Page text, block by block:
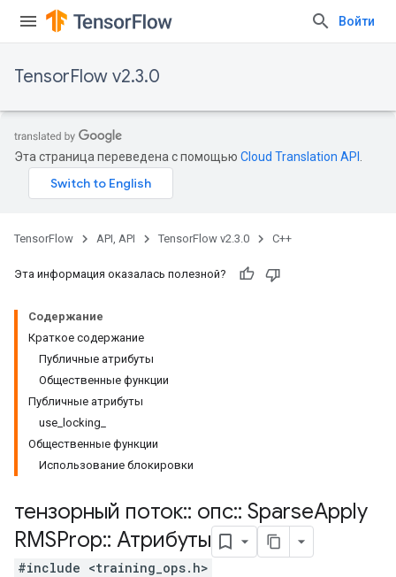
Войти
TensorFlow v2.3.0
Эта страница переведена с помощью Cloud Translation API
TensorFlow API, API TensorFlow v2.3.0 C++
Эта информация оказалась полезной?
Содержание
Краткое содержание
Публичные атрибуты
Общественные функции
Публичные атрибуты
use_locking_
Общественные функции
Использование блокировки
тензорный поток:: опс:: SparseApply
RMSProp:: Атрибуты
#include <training_ops.h>